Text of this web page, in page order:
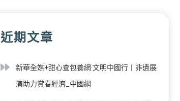
近期文章
新華全媒+甜心查包養網·文明中國行丨非遺展
演助力賞春經濟_中國網